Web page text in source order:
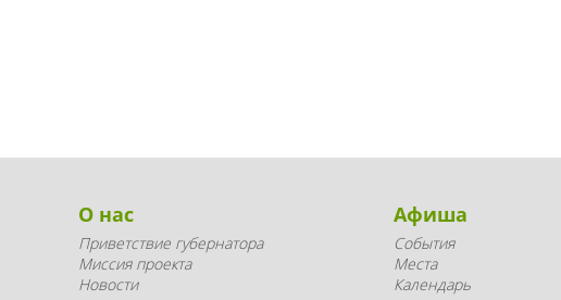
О нас
Приветствие губернатора
Миссия проекта
Новости
Афиша
События
Места
Календарь